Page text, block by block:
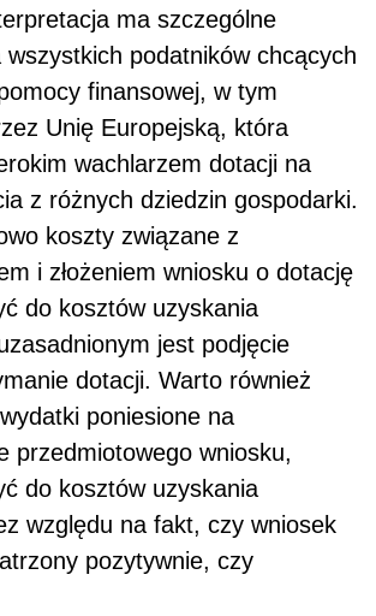
ma szczególne
wszystkich podatników chcących
finansowej, w tym
Unię Europejską, która
wachlarzem dotacji na
z różnych dziedzin gospodarki.
koszty związane z
i złożeniem wniosku o dotację
do kosztów uzyskania
jest podjęcie
dotacji. Warto również
poniesione na
przedmiotowego wniosku,
do kosztów uzyskania
względu na fakt, czy wniosek
pozytywnie, czy